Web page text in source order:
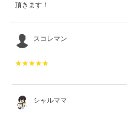
頂きます！
スコレマン
シャルママ